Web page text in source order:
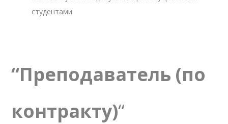
студентами
“Преподаватель (по
контракту)“